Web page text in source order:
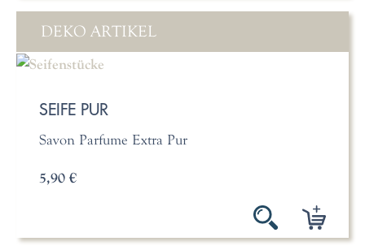
DEKO ARTIKEL
SEIFE PUR
Savon Parfume Extra Pur
5,90 €